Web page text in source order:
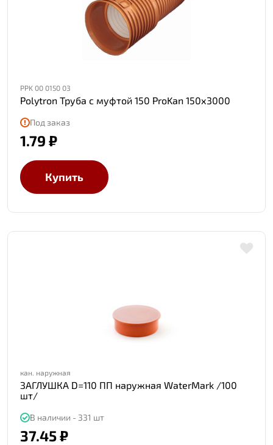
PPK 00 0150 03
Polytron Труба с муфтой 150 ProKan 150х3000
Под заказ
1.79 ₽
Купить
кан. наружная
ЗАГЛУШКА D=110 ПП наружная WaterMark /100
шт/
В наличии - 331 шт
37.45 ₽